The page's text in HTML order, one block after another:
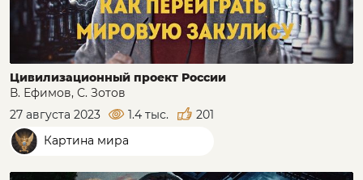
Цивилизационный проект России
В. Ефимов, С. Зотов
27 августа 2023
1.4 тыс.
201
Картина мира